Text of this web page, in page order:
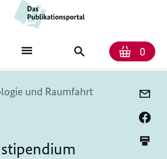
0
und Raumfahrt